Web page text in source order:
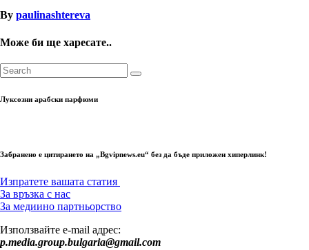
By paulinashtereva
Може би ще харесате..
Луксозни арабски парфюми
Забранено е цитирането на „Bgvipnews.eu“ без да бъде приложен хиперлинк!
Изпратете вашата статия
За връзка с нас
За медиино партньорство
Използвайте e-mail адрес:
p.media.group.bulgaria@gmail.com